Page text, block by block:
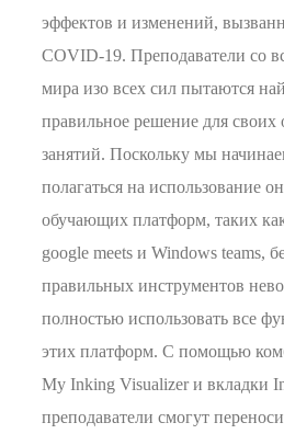
эффектов и изменений,
COVID-19. Преподаватели со
мира изо всех сил пытаются
правильное решение для своих
занятий. Поскольку мы
полагаться на использование
обучающих платформ, таких
google meets и Windows teams,
правильных инструментов
полностью использовать все
этих платформ. С помощью
My Inking Visualizer и вкладки
преподаватели смогут